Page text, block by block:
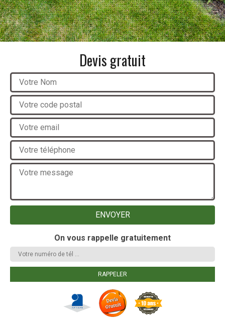
Devis gratuit
On vous rappelle gratuitement